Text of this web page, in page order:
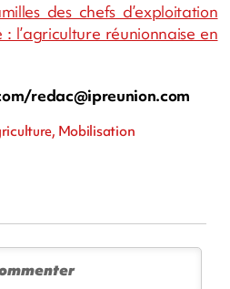
des chefs d’exploitation
l’agriculture réunionnaise en
redac@ipreunion.com
Mobilisation